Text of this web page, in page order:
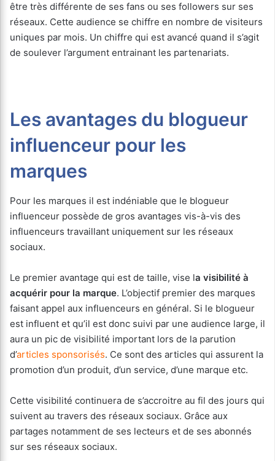
être très différente de ses fans ou ses followers sur ses
réseaux. Cette audience se chiffre en nombre de visiteurs
uniques par mois. Un chiffre qui est avancé quand il s’agit
de soulever l’argument entrainant les partenariats.
Les avantages du blogueur
influenceur pour les
marques
Pour les marques il est indéniable que le blogueur
influenceur possède de gros avantages vis-à-vis des
influenceurs travaillant uniquement sur les réseaux
sociaux.
Le premier avantage qui est de taille, vise la visibilité à
acquérir pour la marque. L’objectif premier des marques
faisant appel aux influenceurs en général. Si le blogueur
est influent et qu’il est donc suivi par une audience large, il
aura un pic de visibilité important lors de la parution
d’articles sponsorisés. Ce sont des articles qui assurent la
promotion d’un produit, d’un service, d’une marque etc.
Cette visibilité continuera de s’accroitre au fil des jours qui
suivent au travers des réseaux sociaux. Grâce aux
partages notamment de ses lecteurs et de ses abonnés
sur ses réseaux sociaux.